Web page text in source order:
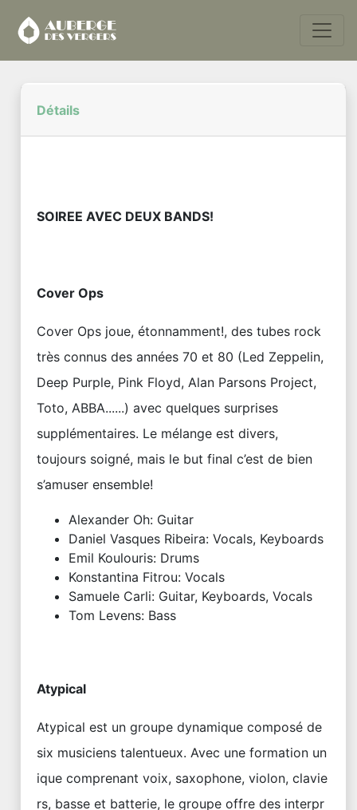
Détails
SOIREE AVEC DEUX BANDS!
Cover Ops
Cover Ops joue, étonnamment!, des tubes rock
très connus des années 70 et 80 (Led Zeppelin,
Deep Purple, Pink Floyd, Alan Parsons Project,
Toto, ABBA......) avec quelques surprises
supplémentaires. Le mélange est divers,
toujours soigné, mais le but final c’est de bien
s’amuser ensemble!
Alexander Oh: Guitar
Daniel Vasques Ribeira: Vocals, Keyboards
Emil Koulouris: Drums
Konstantina Fitrou: Vocals
Samuele Carli: Guitar, Keyboards, Vocals
Tom Levens: Bass
Atypical
Atypical est un groupe dynamique composé de
six musiciens talentueux. Avec une formation un
ique comprenant voix, saxophone, violon, clavie
rs, basse et batterie, le groupe offre des interpr